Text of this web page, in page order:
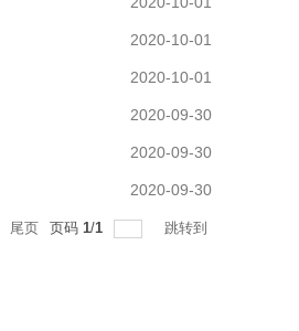
2020-10-01
2020-10-01
2020-09-30
2020-09-30
2020-09-30
尾页 页码 1/1 跳转到